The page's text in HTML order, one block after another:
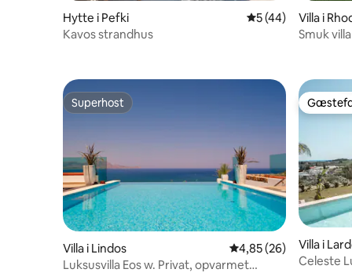
Hytte i Pefki 5 ud af 5 i
5 (44)
Kavos strandhus
Villa i
Smuk
Superhost
Superhost
Villa i Lindos 4,85 ud af 5 i
4,85 (26)
Luksusvilla Eos w. Privat, opvarmet
Villa i
Celeste